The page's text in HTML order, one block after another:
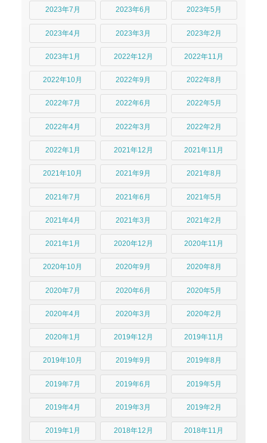
2023年7月 2023年6月 2023年5月
2023年4月 2023年3月 2023年2月
2023年1月 2022年12月 2022年11月
2022年10月 2022年9月 2022年8月
2022年7月 2022年6月 2022年5月
2022年4月 2022年3月 2022年2月
2022年1月 2021年12月 2021年11月
2021年10月 2021年9月 2021年8月
2021年7月 2021年6月 2021年5月
2021年4月 2021年3月 2021年2月
2021年1月 2020年12月 2020年11月
2020年10月 2020年9月 2020年8月
2020年7月 2020年6月 2020年5月
2020年4月 2020年3月 2020年2月
2020年1月 2019年12月 2019年11月
2019年10月 2019年9月 2019年8月
2019年7月 2019年6月 2019年5月
2019年4月 2019年3月 2019年2月
2019年1月 2018年12月 2018年11月